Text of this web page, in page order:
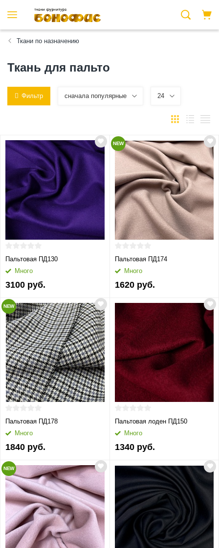
Ткани по назначению
Ткань для пальто
Фильтр сначала популярные 24
Пальтовая ПД130
Много
3100 руб.
NEW
Пальтовая ПД174
Много
1620 руб.
NEW
Пальтовая ПД178
Много
1840 руб.
Пальтовая лоден ПД150
Много
1340 руб.
NEW